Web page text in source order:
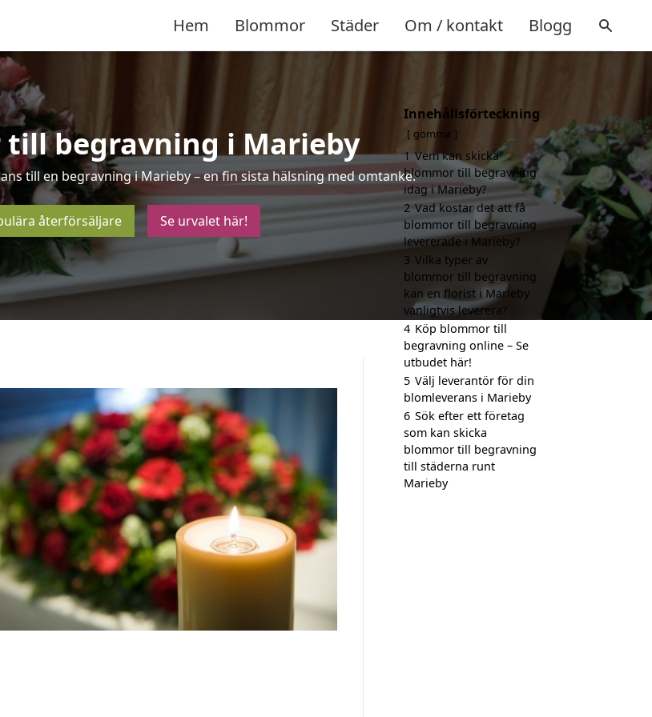
Hem Blommor Städer Om / kontakt Blogg
till begravning i Marieby
till en begravning i Marieby – en fin sista hälsning med omtanke.
återförsäljare Se urvalet här!
Innehållsförteckning
gömma
1 Vem kan skicka
blommor till begravning
idag i Marieby?
2 Vad kostar det att få
blommor till begravning
levererade i Marieby?
3 Vilka typer av
blommor till begravning
kan en florist i Marieby
vanligtvis leverera?
4 Köp blommor till
begravning online – Se
utbudet här!
5 Välj leverantör för din
blomleverans i Marieby
6 Sök efter ett företag
som kan skicka
blommor till begravning
till städerna runt
Marieby